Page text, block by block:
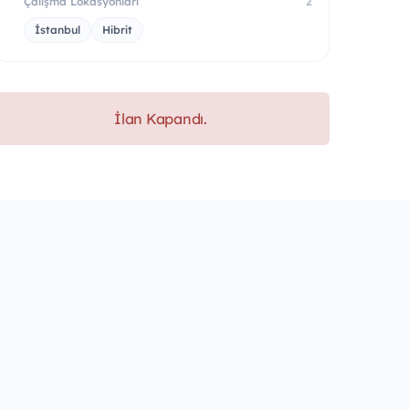
İstanbul Hibrit
İlan Kapandı.